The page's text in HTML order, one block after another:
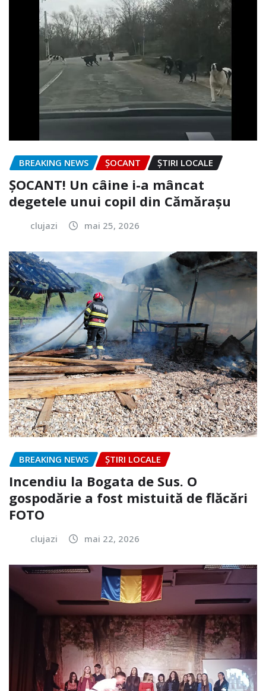
BREAKING NEWS ȘOCANT ȘTIRI LOCALE
ȘOCANT! Un câine i-a mâncat
degetele unui copil din Cămărașu
clujazi mai 25, 2026
BREAKING NEWS ȘTIRI LOCALE
Incendiu la Bogata de Sus. O
gospodărie a fost mistuită de flăcări
FOTO
clujazi mai 22, 2026